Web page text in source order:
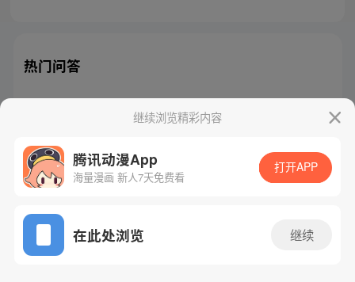
热门问答
继续浏览精彩内容
腾讯动漫App
海量漫画 新人7天免费看
打开APP
在此处浏览 继续
腾讯漫画 起点读书 QQ阅读
网站备案/许可证号：粤B2-20090059-5